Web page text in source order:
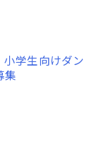
学生向けダン
集